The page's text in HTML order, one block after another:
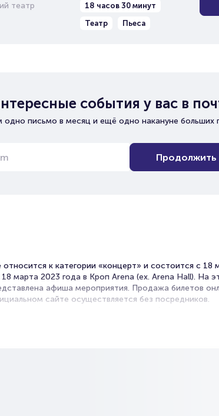
театр
18 часов 30 минут
Театр
Пьеса
события у вас в
письмо в месяц и ещё одно накануне больших
Продолжить
к категории «концерт» и состоится с 18
марта 2023 года в Кроп Arena (ex. Arena Hall). На
афиша мероприятия. Продажа билетов
сайте осуществляется без посредников.